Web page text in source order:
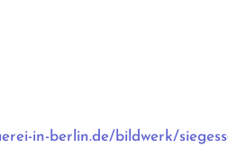
in-berlin.de/bildwerk/